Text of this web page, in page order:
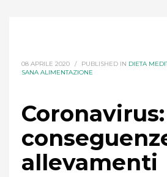
08 APRILE 2020 / PUBLISHED IN DIETA
SANA ALIMENTAZIONE
Coronavirus:
allevamenti